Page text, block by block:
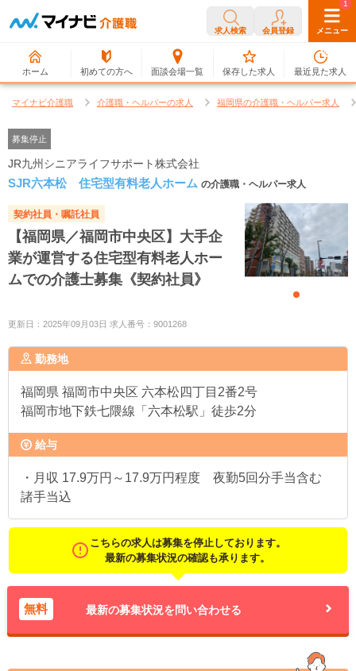
求人検索 会員登録 メニュー
ホーム 初めての方へ 面談会場一覧
0
保存した求人
1
最近見た求人
マイナビ介護職 介護職・ヘルパーの求人 福岡県の介護職・ヘルパー求人
募集停止
JR九州シニアライフサポート株式会社
SJR六本松 住宅型有料老人ホーム の介護職・ヘルパー求人
契約社員・嘱託社員
【福岡県／福岡市中央区】大手企
業が運営する住宅型有料老人ホー
ムでの介護士募集《契約社員》
更新日：2025年09月03日 求人番号：9001268
勤務地
福岡県 福岡市中央区 六本松四丁目2番2号
福岡市地下鉄七隈線「六本松駅」徒歩2分
給与
・月収 17.9万円～17.9万円程度 夜勤5回分手当含む
諸手当込
こちらの求人は募集を停止しております。
最新の募集状況の確認も承ります。
無料 最新の募集状況を問い合わせる